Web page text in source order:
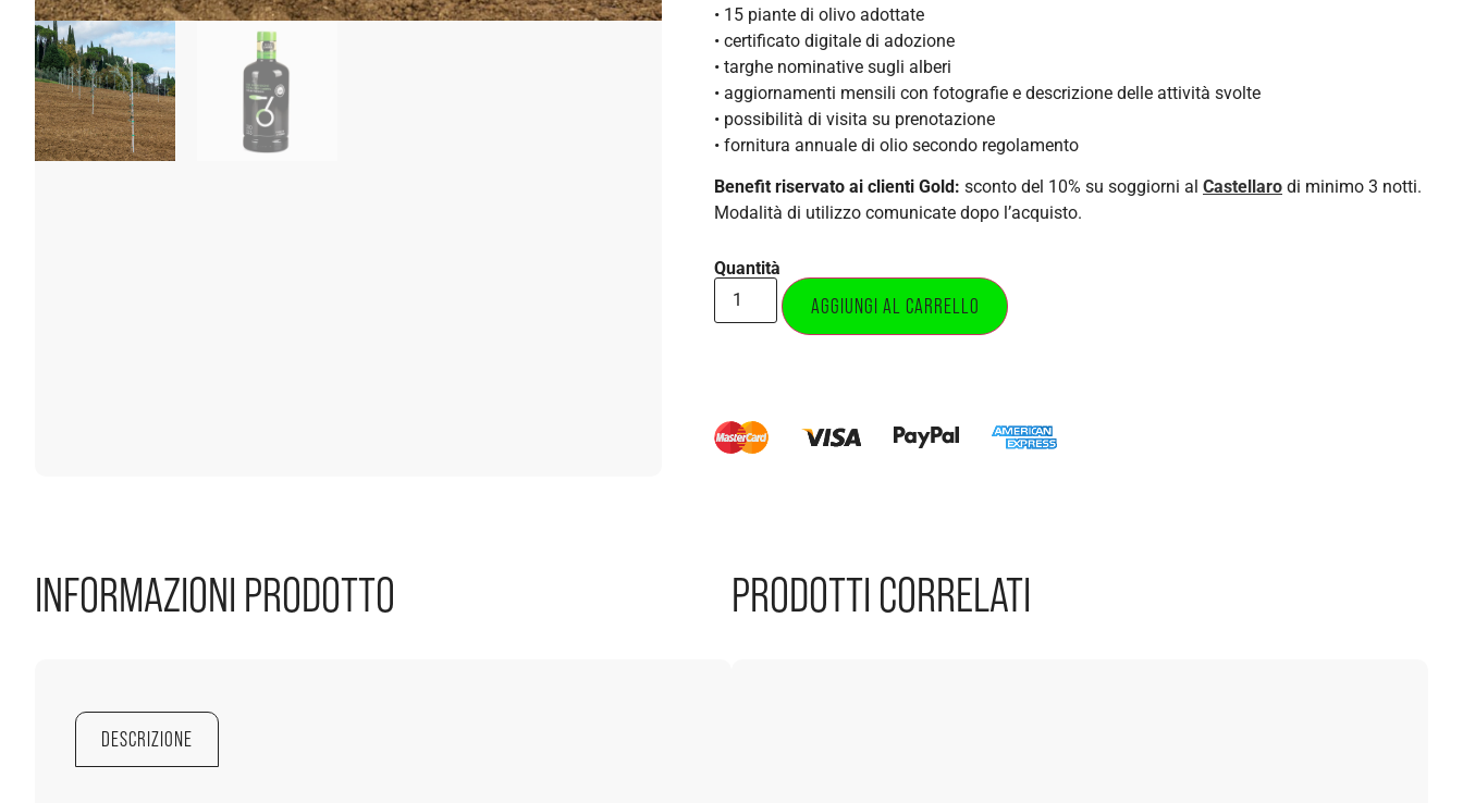
• 15 piante di olivo adottate
• certificato digitale di adozione
• targhe nominative sugli alberi
• aggiornamenti mensili con fotografie e descrizione delle attività svolte
• possibilità di visita su prenotazione
• fornitura annuale di olio secondo regolamento
Benefit riservato ai clienti Gold: sconto del 10% su soggiorni al Castellaro di minimo 3 notti.
Modalità di utilizzo comunicate dopo l’acquisto.
Quantità
AGGIUNGI AL CARRELLO
INFORMAZIONI PRODOTTO
DESCRIZIONE
PRODOTTI CORRELATI